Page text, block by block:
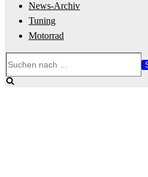
News-Archiv
Tuning
Motorrad
nach …